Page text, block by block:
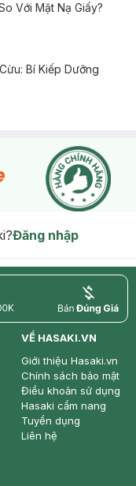
Với Mặt Nạ Giấy?
Bí Kiếp Dưỡng
Đăng nhập
price
VỀ HASAKI.VN
Giới thiệu Hasaki.vn
Chính sách bảo mật
Điều khoản sử dụng
Hasaki cẩm nang
Tuyển dụng
Liên hệ